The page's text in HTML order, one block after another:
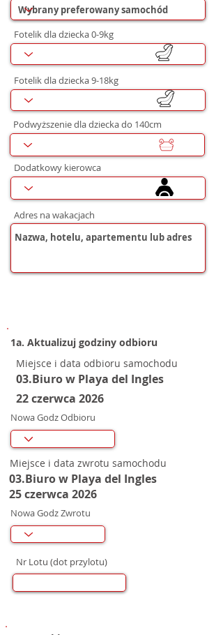
Fotelik dla dziecka 0-9kg
Fotelik dla dziecka 9-18kg
Podwyższenie dla dziecka do 140cm
Dodatkowy kierowca
Adres na wakacjach
1a. Aktualizuj godziny odbioru
Miejsce i data odbioru samochodu
03.Biuro w Playa del Ingles
22 czerwca 2026
Nowa Godz Odbioru
Miejsce i data zwrotu samochodu
03.Biuro w Playa del Ingles
25 czerwca 2026
Nowa Godz Zwrotu
Nr Lotu (dot przylotu)